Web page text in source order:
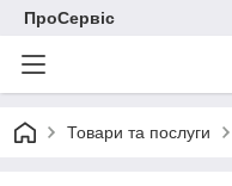
ПроСервіс
Товари та послуги